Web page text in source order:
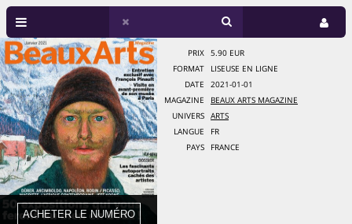
PRIX
5.90 EUR
FORMAT
LISEUSE EN LIGNE
DATE
2021-01-01
MAGAZINE
BEAUX ARTS MAGAZINE
UNIVERS
ARTS
LANGUE
FR
PAYS
FRANCE